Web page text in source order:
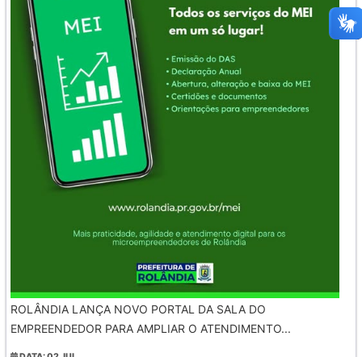
ROLÂNDIA LANÇA NOVO PORTAL DA SALA DO
EMPREENDEDOR PARA AMPLIAR O ATENDIMENTO...